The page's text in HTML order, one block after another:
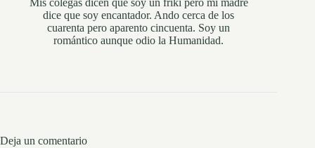
Mis colegas dicen que soy un friki pero mi madre
dice que soy encantador. Ando cerca de los
cuarenta pero aparento cincuenta. Soy un
romántico aunque odio la Humanidad.
Deja un comentario